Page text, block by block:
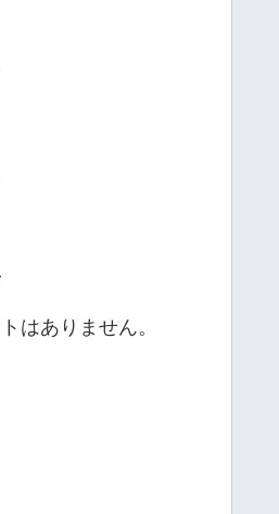
はありません。